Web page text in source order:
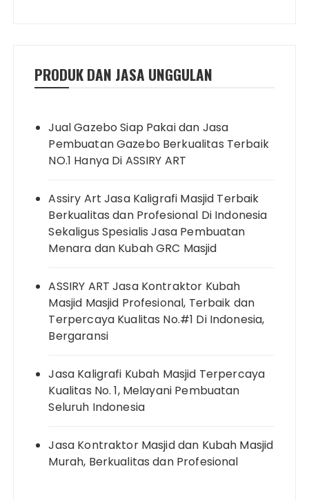
PRODUK DAN JASA UNGGULAN
Jual Gazebo Siap Pakai dan Jasa
Pembuatan Gazebo Berkualitas Terbaik
NO.1 Hanya Di ASSIRY ART
Assiry Art Jasa Kaligrafi Masjid Terbaik
Berkualitas dan Profesional Di Indonesia
Sekaligus Spesialis Jasa Pembuatan
Menara dan Kubah GRC Masjid
ASSIRY ART Jasa Kontraktor Kubah
Masjid Masjid Profesional, Terbaik dan
Terpercaya Kualitas No.#1 Di Indonesia,
Bergaransi
Jasa Kaligrafi Kubah Masjid Terpercaya
Kualitas No. 1, Melayani Pembuatan
Seluruh Indonesia
Jasa Kontraktor Masjid dan Kubah Masjid
Murah, Berkualitas dan Profesional